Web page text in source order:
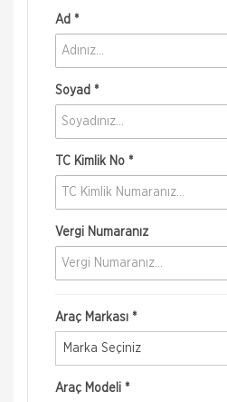
Ad *
Soyad *
TC Kimlik No *
Vergi Numaranız
Araç Markası *
Marka Seçiniz
Araç Modeli *